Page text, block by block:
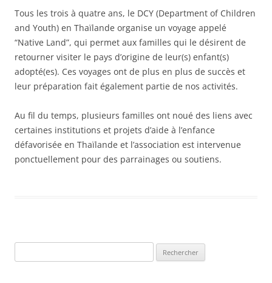
Tous les trois à quatre ans, le DCY (Department of Children
and Youth) en Thaïlande organise un voyage appelé
“Native Land”, qui permet aux familles qui le désirent de
retourner visiter le pays d’origine de leur(s) enfant(s)
adopté(es). Ces voyages ont de plus en plus de succès et
leur préparation fait également partie de nos activités.
Au fil du temps, plusieurs familles ont noué des liens avec
certaines institutions et projets d’aide à l’enfance
défavorisée en Thaïlande et l’association est intervenue
ponctuellement pour des parrainages ou soutiens.